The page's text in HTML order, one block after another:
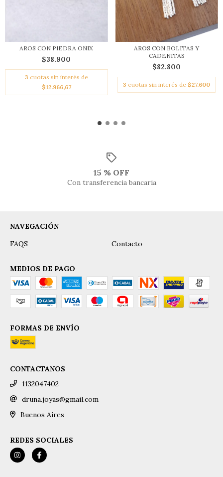
AROS CON PIEDRA ONIX
$38.900
3 cuotas sin interés de
$12.966,67
AROS CON BOLITAS Y
CADENITAS
$82.800
3 cuotas sin interés de $27.600
15 % OFF
Con transferencia bancaria
NAVEGACIÓN
FAQS
Contacto
MEDIOS DE PAGO
FORMAS DE ENVÍO
CONTACTANOS
1132047402
druna.joyas@gmail.com
Buenos Aires
REDES SOCIALES